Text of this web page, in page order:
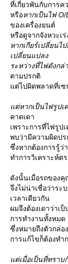
ที่เกี่ยวพันกับการค
หรือหากเป็นไฟ
ของเครื่องยนต์
หรือดูจากจังหวะเ
หากเกียร์เปลี่ยนไ
เปลี่ยนแปลง
ระหว่างที่ไฟดังก
ตามปรกติ
ต่ไปผิดพลาดที่เซ
ต่หากเป็นไฟรูปเ
คาดเดา
เพราะการที่ไฟรูป
พบว่ามีความผิดป
ซึ่งหากต้องการรู้ว่
ทำการวิเคราะห์ต
ดังนั้นเมื่อรถของ
จึงไม่น่าเชื่อว่าระ
เวลาเดียวกัน
ผมจึงต้องเดาว่าเ
การทำงานทั้งหมด
ซึ่งหมายถึงตัวกล่อ
การแก้ไขก็ต้องทำ
ต่เมื่อเป็นที่ทราบ